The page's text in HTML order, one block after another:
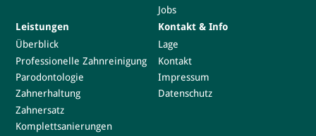
Jobs
Leistungen
Überblick
Professionelle Zahnreinigung
Parodontologie
Zahnerhaltung
Zahnersatz
Komplettsanierungen
Kontakt & Info
Lage
Kontakt
Impressum
Datenschutz